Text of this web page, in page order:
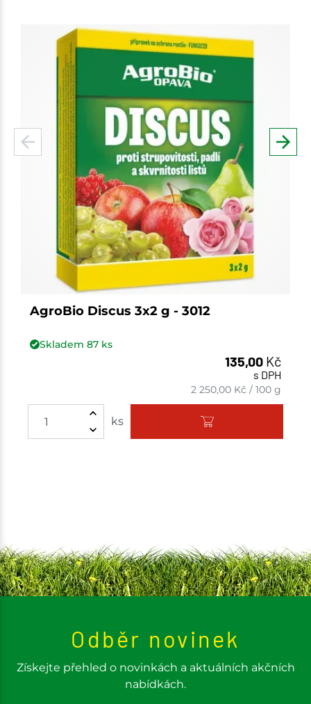
AgroBio Discus 3x2 g - 3012
Skladem 87ks
135,00 Kč
s DPH
2 250,00 Kč /100 g
ks Množství
Odběr novinek
Získejte přehled o novinkách a aktuálních akčních
nabídkách.